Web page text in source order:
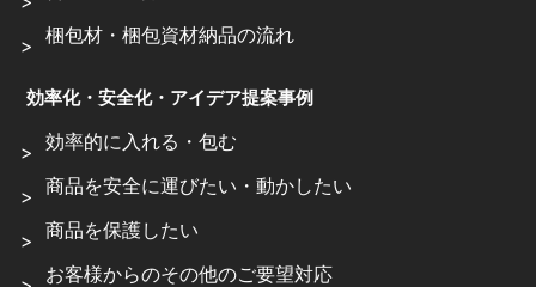
梱包材・梱包資材納品の流れ
効率化・安全化・アイデア提案事例
効率的に入れる・包む
商品を安全に運びたい・動かしたい
商品を保護したい
お客様からのその他のご要望対応